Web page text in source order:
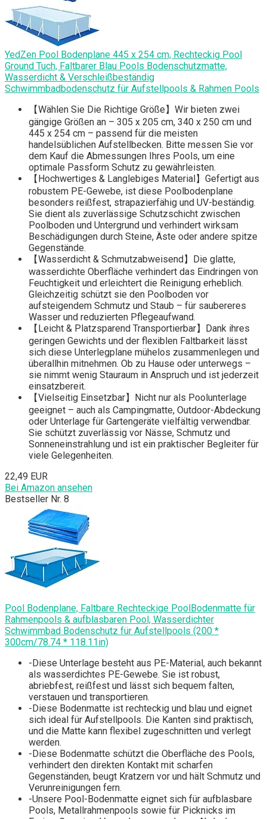
YedZen Pool Bodenplane 445 x 254 cm, Rechteckig Pool
Ground Tuch, Faltbarer Blau Pools Bodenschutzmatte,
Wasserdicht & Verschleißbeständig
Schwimmbadbodenschutz für Aufstellpools & Rahmen Pools
【Wählen Sie Die Richtige Größe】Wir bieten zwei
gängige Größen an – 305 x 205 cm, 340 x 250 cm und
445 x 254 cm – passend für die meisten
handelsüblichen Aufstellbecken. Bitte messen Sie vor
dem Kauf die Abmessungen Ihres Pools, um eine
optimale Passform Schutz zu gewährleisten.
【Hochwertiges & Langlebiges Material】Gefertigt aus
robustem PE-Gewebe, ist diese Poolbodenplane
besonders reißfest, strapazierfähig und UV-beständig.
Sie dient als zuverlässige Schutzschicht zwischen
Poolboden und Untergrund und verhindert wirksam
Beschädigungen durch Steine, Äste oder andere spitze
Gegenstände.
【Wasserdicht & Schmutzabweisend】Die glatte,
wasserdichte Oberfläche verhindert das Eindringen von
Feuchtigkeit und erleichtert die Reinigung erheblich.
Gleichzeitig schützt sie den Poolboden vor
aufsteigendem Schmutz und Staub – für saubereres
Wasser und reduzierten Pflegeaufwand.
【Leicht & Platzsparend Transportierbar】Dank ihres
geringen Gewichts und der flexiblen Faltbarkeit lässt
sich diese Unterlegplane mühelos zusammenlegen und
überallhin mitnehmen. Ob zu Hause oder unterwegs –
sie nimmt wenig Stauraum in Anspruch und ist jederzeit
einsatzbereit.
【Vielseitig Einsetzbar】Nicht nur als Poolunterlage
geeignet – auch als Campingmatte, Outdoor-Abdeckung
oder Unterlage für Gartengeräte vielfältig verwendbar.
Sie schützt zuverlässig vor Nässe, Schmutz und
Sonneneinstrahlung und ist ein praktischer Begleiter für
viele Gelegenheiten.
22,49 EUR
Bei Amazon ansehen
Bestseller Nr. 8
Pool Bodenplane, Faltbare Rechteckige PoolBodenmatte für
Rahmenpools & aufblasbaren Pool, Wasserdichter
Schwimmbad Bodenschutz für Aufstellpools (200 *
300cm/78.74 * 118.11in)
-Diese Unterlage besteht aus PE-Material, auch bekannt
als wasserdichtes PE-Gewebe. Sie ist robust,
abriebfest, reißfest und lässt sich bequem falten,
verstauen und transportieren.
-Diese Bodenmatte ist rechteckig und blau und eignet
sich ideal für Aufstellpools. Die Kanten sind praktisch,
und die Matte kann flexibel zugeschnitten und verlegt
werden.
-Diese Bodenmatte schützt die Oberfläche des Pools,
verhindert den direkten Kontakt mit scharfen
Gegenständen, beugt Kratzern vor und hält Schmutz und
Verunreinigungen fern.
-Unsere Pool-Bodenmatte eignet sich für aufblasbare
Pools, Metallrahmenpools sowie für Picknicks im